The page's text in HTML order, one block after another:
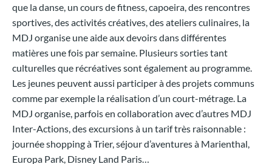
que la danse, un cours de fitness, capoeira, des rencontres
sportives, des activités créatives, des ateliers culinaires, la
MDJ organise une aide aux devoirs dans différentes
matières une fois par semaine. Plusieurs sorties tant
culturelles que récréatives sont également au programme.
Les jeunes peuvent aussi participer à des projets communs
comme par exemple la réalisation d’un court-métrage. La
MDJ organise, parfois en collaboration avec d’autres MDJ
Inter-Actions, des excursions à un tarif très raisonnable :
journée shopping à Trier, séjour d’aventures à Marienthal,
Europa Park, Disney Land Paris…